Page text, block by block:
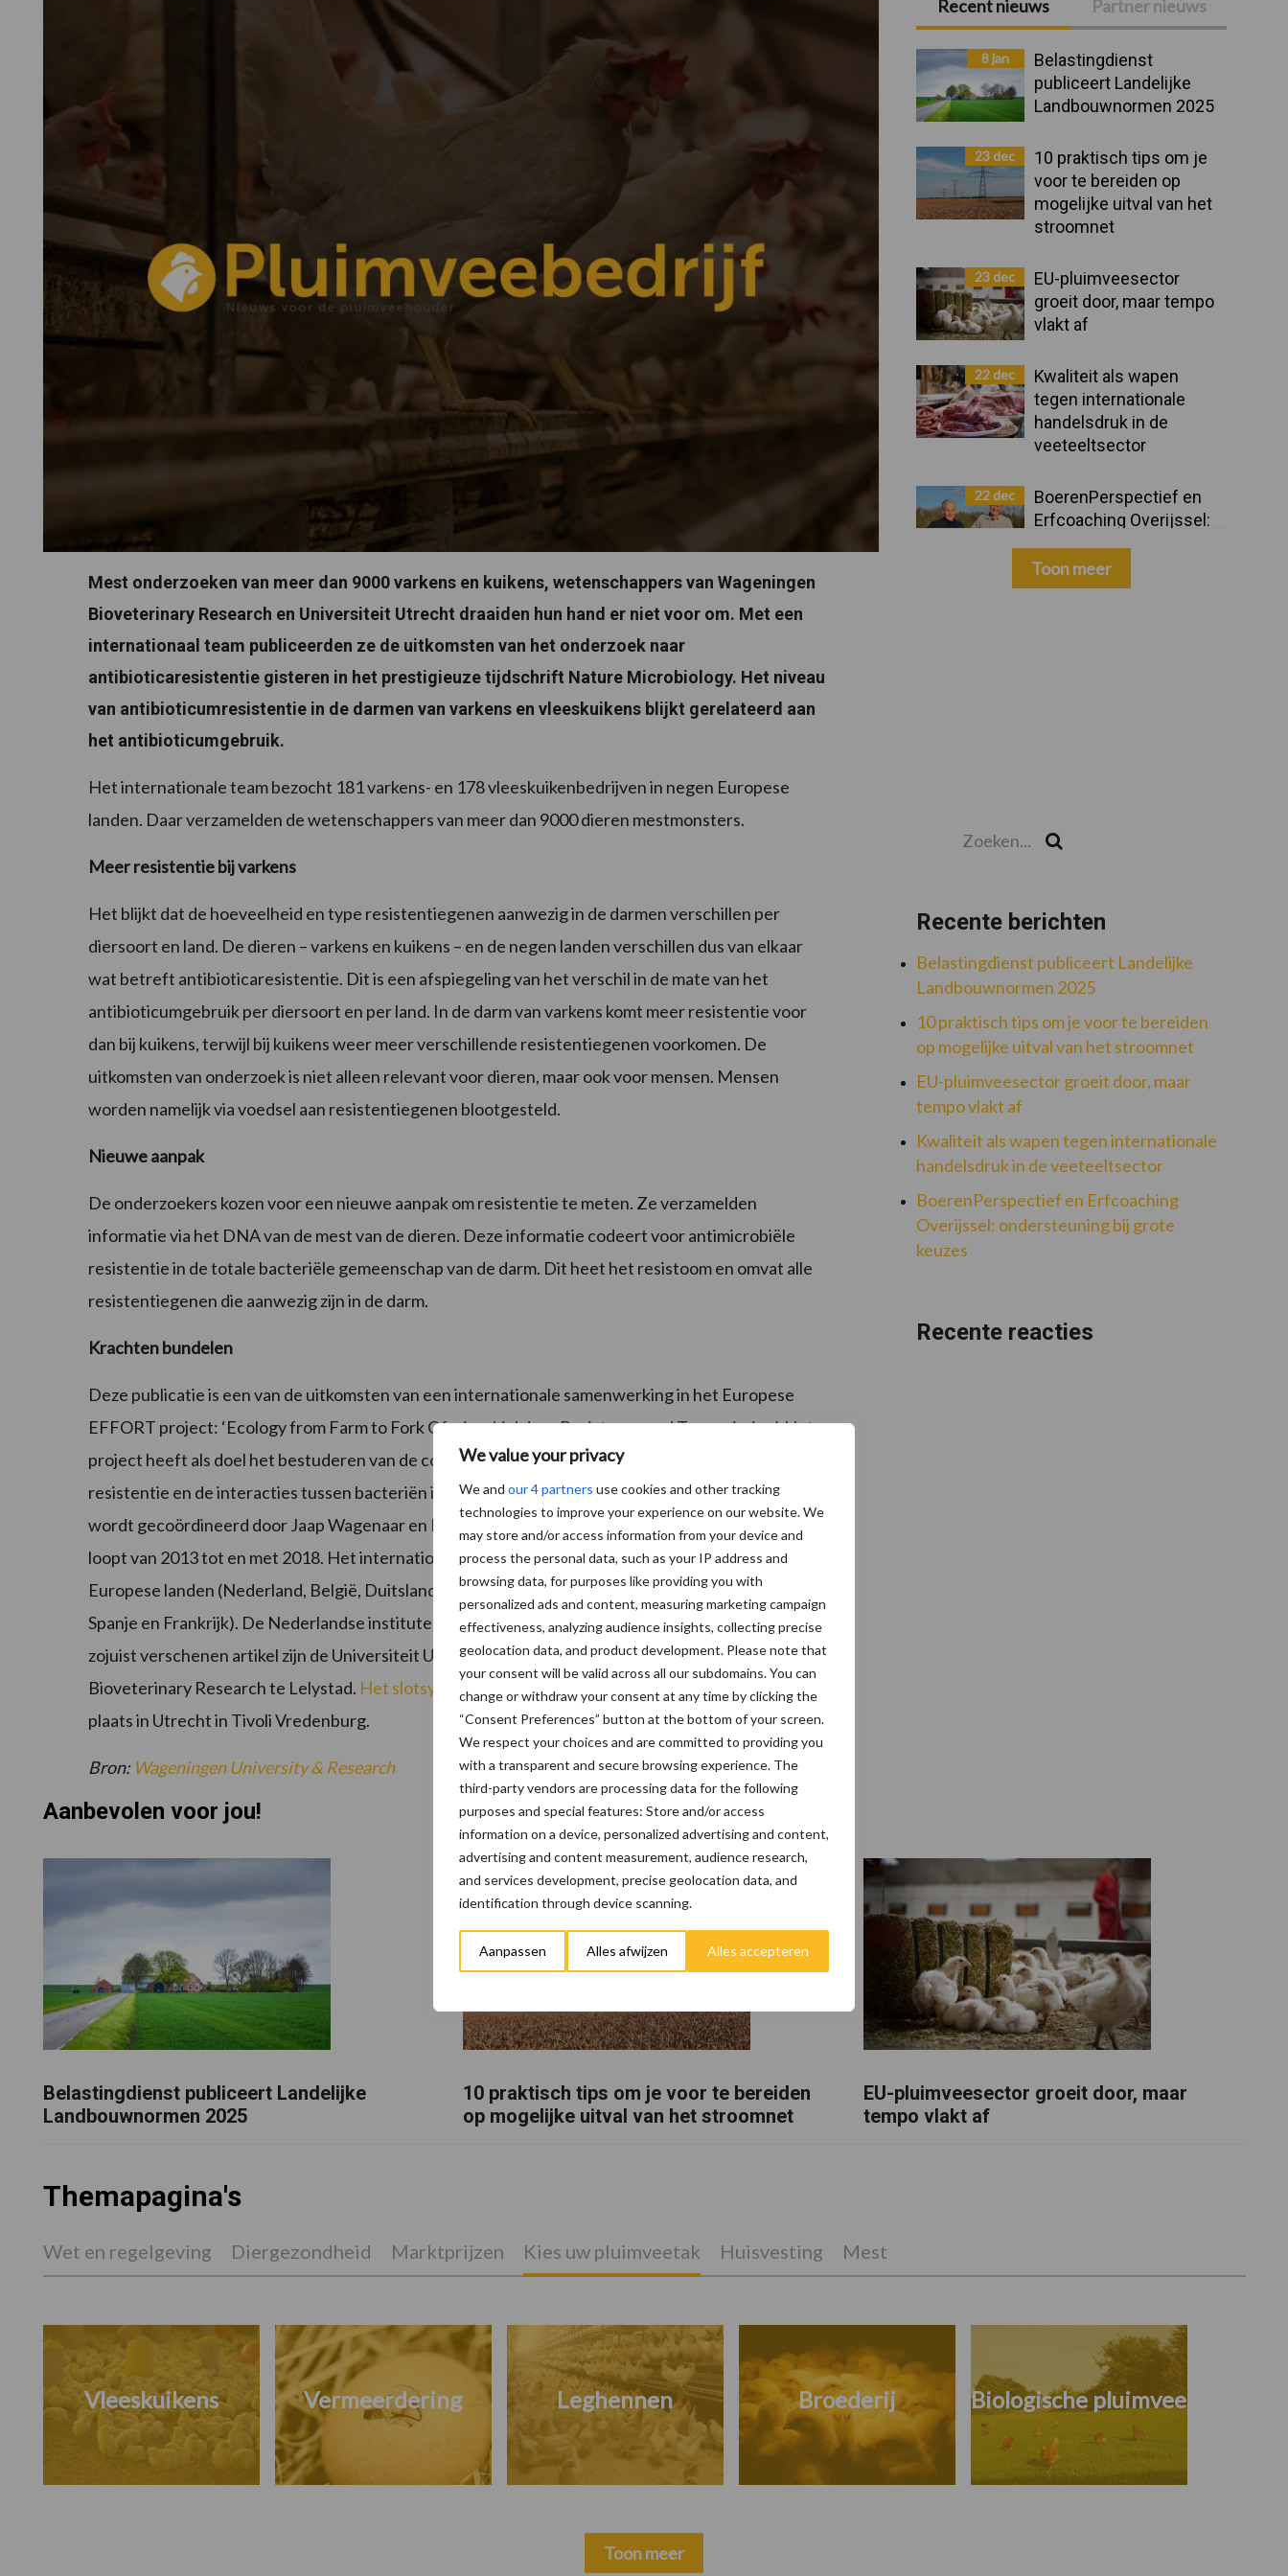
We value your privacy
We and our 4 partners use cookies and other tracking
technologies to improve your experience on our website. We
may store and/or access information from your device and
process the personal data, such as your IP address and
browsing data, for purposes like providing you with
personalized ads and content, measuring marketing campaign
effectiveness, analyzing audience insights, collecting precise
geolocation data, and product development. Please note that
your consent will be valid across all our subdomains. You can
change or withdraw your consent at any time by clicking the
“Consent Preferences” button at the bottom of your screen.
We respect your choices and are committed to providing you
with a transparent and secure browsing experience. The
third-party vendors are processing data for the following
purposes and special features: Store and/or access
information on a device, personalized advertising and content,
advertising and content measurement, audience research,
and services development, precise geolocation data, and
identification through device scanning.
Aanpassen Alles afwijzen Alles accepteren
Mest onderzoeken van meer dan 9000 varkens en kuikens, wetenschappers van Wageningen
Bioveterinary Research en Universiteit Utrecht draaiden hun hand er niet voor om. Met een
internationaal team publiceerden ze de uitkomsten van het onderzoek naar
antibioticaresistentie gisteren in het prestigieuze tijdschrift Nature Microbiology. Het niveau
van antibioticumresistentie in de darmen van varkens en vleeskuikens blijkt gerelateerd aan
het antibioticumgebruik.
Het internationale team bezocht 181 varkens- en 178 vleeskuikenbedrijven in negen Europese
landen. Daar verzamelden de wetenschappers van meer dan 9000 dieren mestmonsters.
Meer resistentie bij varkens
Het blijkt dat de hoeveelheid en type resistentiegenen aanwezig in de darmen verschillen per
diersoort en land. De dieren – varkens en kuikens – en de negen landen verschillen dus van elkaar
wat betreft antibioticaresistentie. Dit is een afspiegeling van het verschil in de mate van het
antibioticumgebruik per diersoort en per land. In de darm van varkens komt meer resistentie voor
dan bij kuikens, terwijl bij kuikens weer meer verschillende resistentiegenen voorkomen. De
uitkomsten van onderzoek is niet alleen relevant voor dieren, maar ook voor mensen. Mensen
worden namelijk via voedsel aan resistentiegenen blootgesteld.
Nieuwe aanpak
De onderzoekers kozen voor een nieuwe aanpak om resistentie te meten. Ze verzamelden
informatie via het DNA van de mest van de dieren. Deze informatie codeert voor antimicrobiële
resistentie in de totale bacteriële gemeenschap van de darm. Dit heet het resistoom en omvat alle
resistentiegenen die aanwezig zijn in de darm.
Krachten bundelen
Deze publicatie is een van de uitkomsten van een internationale samenwerking in het Europese
EFFORT project: ‘Ecology from Farm to Fork Of microbial drug Resistance and Transmission’. Het
project heeft als doel het bestuderen van de complexe epidemiologie en ecologie van antimicrobiële
resistentie en de interacties tussen bacteriën in dieren, de voedselketen en het milieu. Het project
wordt gecoördineerd door Jaap Wagenaar en Haitske Graveland van de Universiteit Utrecht en
loopt van 2013 tot en met 2018. Het internationale team bestaat uit negentien partners uit tien
Europese landen (Nederland, België, Duitsland, Denemarken, Polen, Bulgarije, Zwitserland, Italië,
Spanje en Frankrijk). De Nederlandse instituten die een belangrijke rol hebben gespeeld in het
zojuist verschenen artikel zijn de Universiteit Utrecht, faculteit Diergeneeskunde en Wageningen
Bioveterinary Research te Lelystad. Het slotsymposium van het EFFORT project
vindt in November
plaats in Utrecht in Tivoli Vredenburg.
Bron: Wageningen University & Research
Primaire
Sidebar
Recent nieuws Partner nieuws
8 jan
Belastingdienst
publiceert Landelijke
Landbouwnormen 2025
23 dec
10 praktisch tips om je
voor te bereiden op
mogelijke uitval van het
stroomnet
23 dec
EU-pluimveesector
groeit door, maar tempo
vlakt af
22 dec
Kwaliteit als wapen
tegen internationale
handelsdruk in de
veeteeltsector
22 dec
BoerenPerspectief en
Erfcoaching Overijssel:
ondersteuning bij grote
keuzes
Toon meer
Recente berichten
Belastingdienst publiceert Landelijke
Landbouwnormen 2025
10 praktisch tips om je voor te bereiden
op mogelijke uitval van het stroomnet
EU-pluimveesector groeit door, maar
tempo vlakt af
Kwaliteit als wapen tegen internationale
handelsdruk in de veeteeltsector
BoerenPerspectief en Erfcoaching
Overijssel: ondersteuning bij grote
keuzes
Recente reacties
Aanbevolen voor jou!
Belastingdienst publiceert Landelijke
Landbouwnormen 2025
10 praktisch tips om je voor te bereiden
op mogelijke uitval van het stroomnet
EU-pluimveesector groeit door, maar
tempo vlakt af
Themapagina's
Wet en regelgeving Diergezondheid Marktprijzen Kies uw pluimveetak Huisvesting Mest
Vleeskuikens Vermeerdering Leghennen Broederij Biologische pluimvee
Toon meer